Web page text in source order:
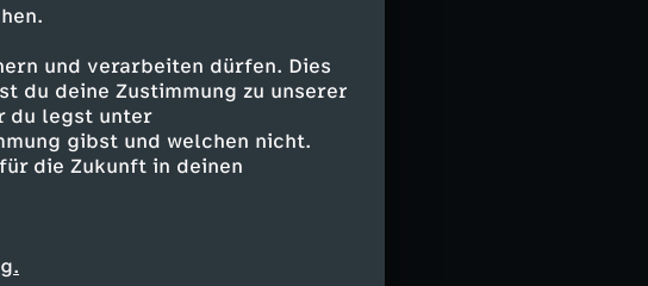
und verarbeiten dürfen. Dies
deine Zustimmung zu unserer
du legst unter
gibst und welchen nicht.
die Zukunft in deinen